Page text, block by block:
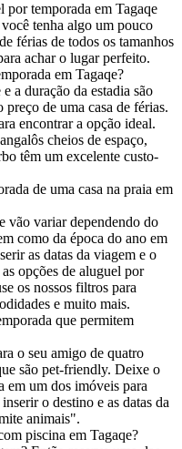
temporada em Tagaqe
tenha algo um pouco
férias de todos os tamanhos
achar o lugar perfeito.
em Tagaqe?
a duração da estadia são
de uma casa de férias.
encontrar a opção ideal.
cheios de espaço,
têm um excelente custo-
de uma casa na praia em
vão variar dependendo do
como da época do ano em
as datas da viagem e o
opções de aluguel por
os nossos filtros para
e muito mais.
que permitem
o seu amigo de quatro
são pet-friendly. Deixe o
em um dos imóveis para
o destino e as datas da
animais".
piscina em Tagaqe?